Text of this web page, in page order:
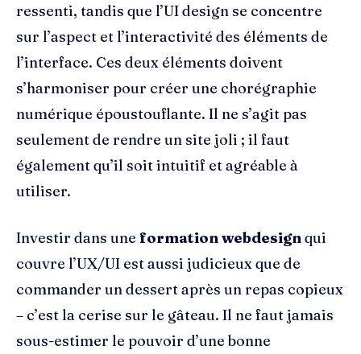
ressenti, tandis que l’UI design se concentre
sur l’aspect et l’interactivité des éléments de
l’interface. Ces deux éléments doivent
s’harmoniser pour créer une chorégraphie
numérique époustouflante. Il ne s’agit pas
seulement de rendre un site joli ; il faut
également qu’il soit intuitif et agréable à
utiliser.
Investir dans une formation webdesign qui
couvre l’UX/UI est aussi judicieux que de
commander un dessert après un repas copieux
– c’est la cerise sur le gâteau. Il ne faut jamais
sous-estimer le pouvoir d’une bonne